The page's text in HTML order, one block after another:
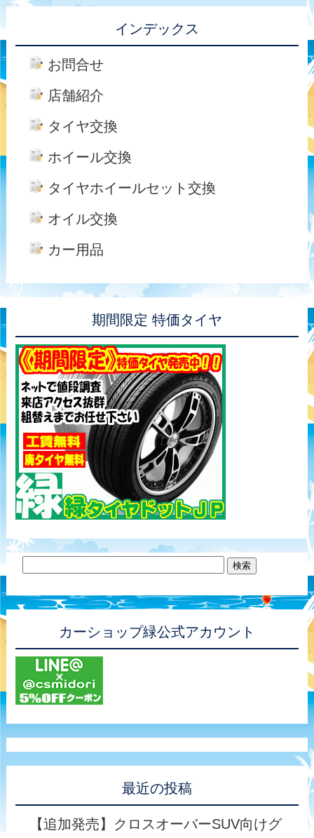
インデックス
お問合せ
店舗紹介
タイヤ交換
ホイール交換
タイヤホイールセット交換
オイル交換
カー用品
期間限定 特価タイヤ
カーショップ緑公式アカウント
最近の投稿
【追加発売】クロスオーバーSUV向けグ